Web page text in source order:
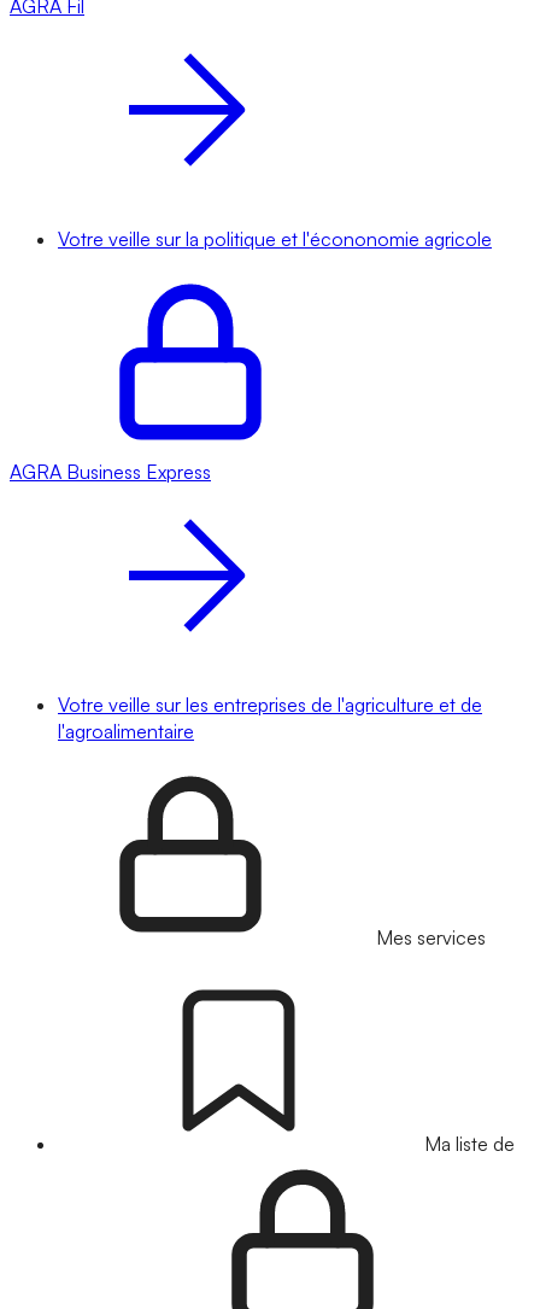
AGRA Fil
Votre veille sur la politique et l'écononomie agricole
AGRA Business Express
Votre veille sur les entreprises de l'agriculture et de
l'agroalimentaire
Mes services
Ma liste de